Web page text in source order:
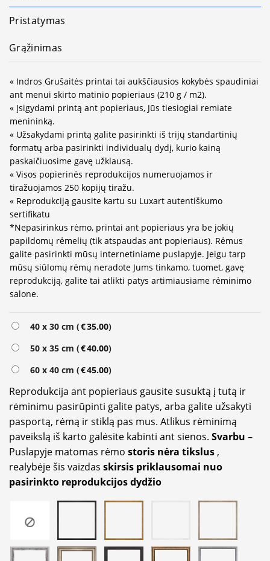
Pristatymas
Grąžinimas
« Indros Grušaitės printai tai aukščiausios kokybės spaudiniai
ant menui skirto matinio popieriaus (210 g / m2).
« Įsigydami printą ant popieriaus, Jūs tiesiogiai remiate
menininką.
« Užsakydami printą galite pasirinkti iš trijų standartinių
formatų arba pasirinkti individualų dydį, kurio kainą
paskaičiuosime gavę užklausą.
« Visos popierinės reprodukcijos numeruojamos ir
tiražuojamos 250 kopijų tiražu.
« Reprodukciją gausite kartu su Luxart autentiškumo
sertifikatu
*Nepasirinkus rėmo, printai ant popieriaus yra be jokių
papildomų rėmelių (tik atspaudas ant popieriaus). Rėmus
galite pasirinkti mūsų internetiniame puslapyje. Jeigu tarp
mūsų siūlomų rėmų neradote Jums tinkamo, tuomet, gavę
reprodukciją, galite tai atlikti patys artimiausiame rėminimo
salone.
40 x 30 cm (€35.00)
50 x 35 cm (€40.00)
60 x 40 cm (€45.00)
Reprodukcija ant popieriaus gausite susuktą į tutą ir
rėminimu pasirūpinti galite patys, arba galite užsakyti
pasportą, rėmą ir stiklą pas mus. Atlikus rėminimą
paveikslą iš karto galėsite kabinti ant sienos. Svarbu –
Puslapyje matomas rėmo storis nėra tikslus ,
realybėje šis vaizdas skirsis priklausomai nuo
pasirinkto reprodukcijos dydžio
Alternative: